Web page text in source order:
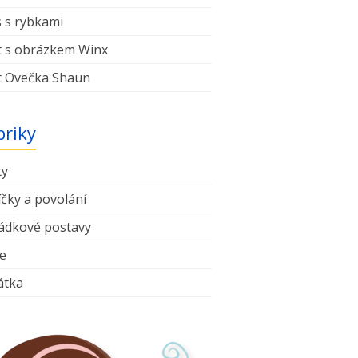
s rybkami
obrázkem Winx
Shaun
a povolání
postavy